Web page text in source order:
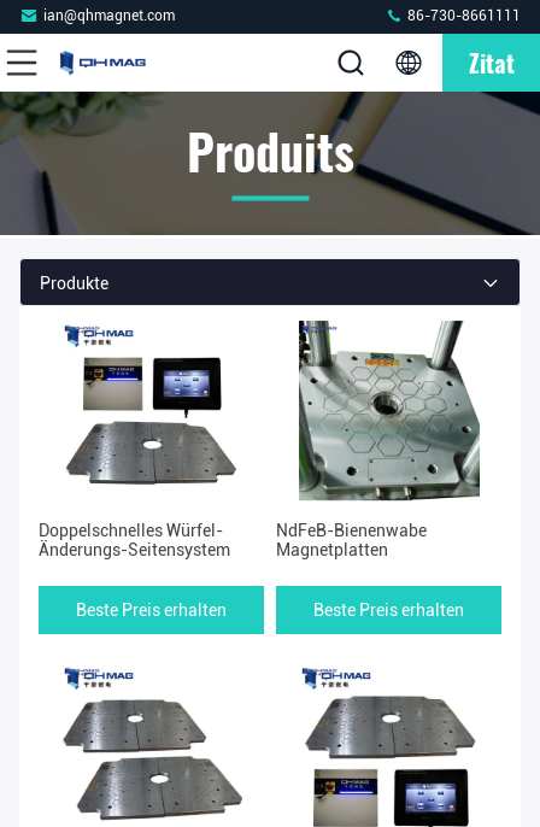
ian@qhmagnet.com 86-730-8661111
Zitat
Produits
Produkte
Doppelschnelles Würfel-
Änderungs-Seitensystem
Beste Preis erhalten
NdFeB-Bienenwabe
Magnetplatten
Beste Preis erhalten